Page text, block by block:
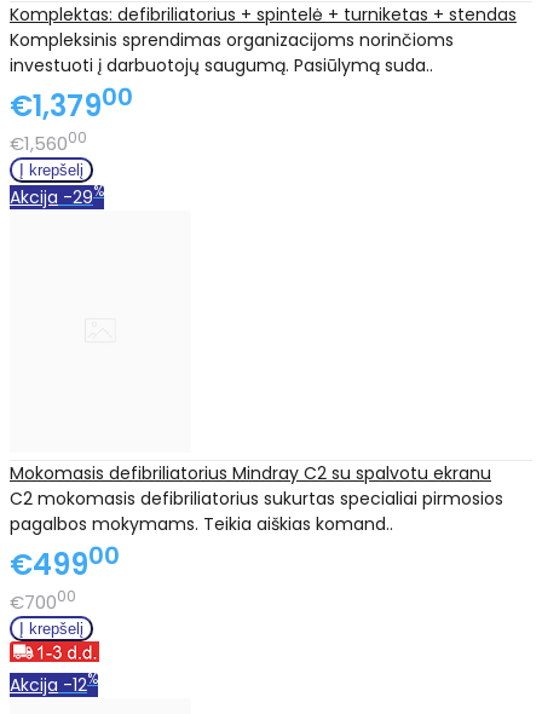
Komplektas: defibriliatorius + spintelė + turniketas + stendas
Kompleksinis sprendimas organizacijoms norinčioms
investuoti į darbuotojų saugumą. Pasiūlymą suda..
€1,37900
€1,56000
Akcija -29%
Mokomasis defibriliatorius Mindray C2 su spalvotu ekranu
C2 mokomasis defibriliatorius sukurtas specialiai pirmosios
pagalbos mokymams. Teikia aiškias komand..
€49900
€70000
Akcija -12%